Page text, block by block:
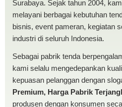
Surabaya. Sejak tahun 2004,
melayani berbagai kebutuhan
bisnis, event pameran, kegiatan
industri di seluruh Indonesia.
Sebagai pabrik tenda
kami selalu mengedepankan
kepuasan pelanggan dengan
Premium, Harga Pabrik
produsen dengan konsumen